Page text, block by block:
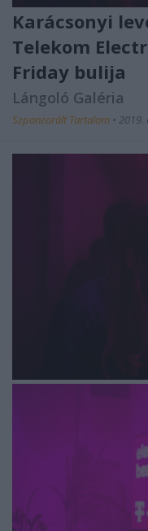
Karácsonyi
Telekom
Friday bulija
Lángoló Galéria
Szponzorált Tartalom • 2019.